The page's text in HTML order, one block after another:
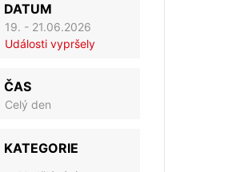
DATUM
19. - 21.06.2026
Události vypršely
ČAS
Celý den
KATEGORIE